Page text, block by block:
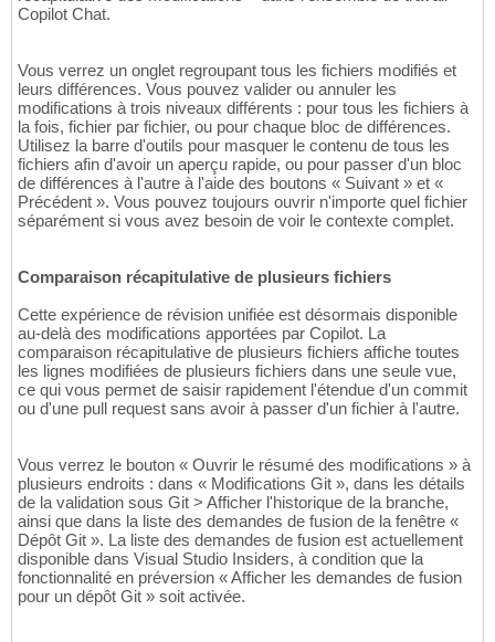
Copilot Chat.
Vous verrez un onglet regroupant tous les fichiers modifiés et
leurs différences. Vous pouvez valider ou annuler les
modifications à trois niveaux différents : pour tous les fichiers à
la fois, fichier par fichier, ou pour chaque bloc de différences.
Utilisez la barre d'outils pour masquer le contenu de tous les
fichiers afin d'avoir un aperçu rapide, ou pour passer d'un bloc
de différences à l'autre à l'aide des boutons « Suivant » et «
Précédent ». Vous pouvez toujours ouvrir n'importe quel fichier
séparément si vous avez besoin de voir le contexte complet.
Comparaison récapitulative de plusieurs fichiers
Cette expérience de révision unifiée est désormais disponible
au-delà des modifications apportées par Copilot. La
comparaison récapitulative de plusieurs fichiers affiche toutes
les lignes modifiées de plusieurs fichiers dans une seule vue,
ce qui vous permet de saisir rapidement l'étendue d'un commit
ou d'une pull request sans avoir à passer d'un fichier à l'autre.
Vous verrez le bouton « Ouvrir le résumé des modifications » à
plusieurs endroits : dans « Modifications Git », dans les détails
de la validation sous Git > Afficher l'historique de la branche,
ainsi que dans la liste des demandes de fusion de la fenêtre «
Dépôt Git ». La liste des demandes de fusion est actuellement
disponible dans Visual Studio Insiders, à condition que la
fonctionnalité en préversion « Afficher les demandes de fusion
pour un dépôt Git » soit activée.